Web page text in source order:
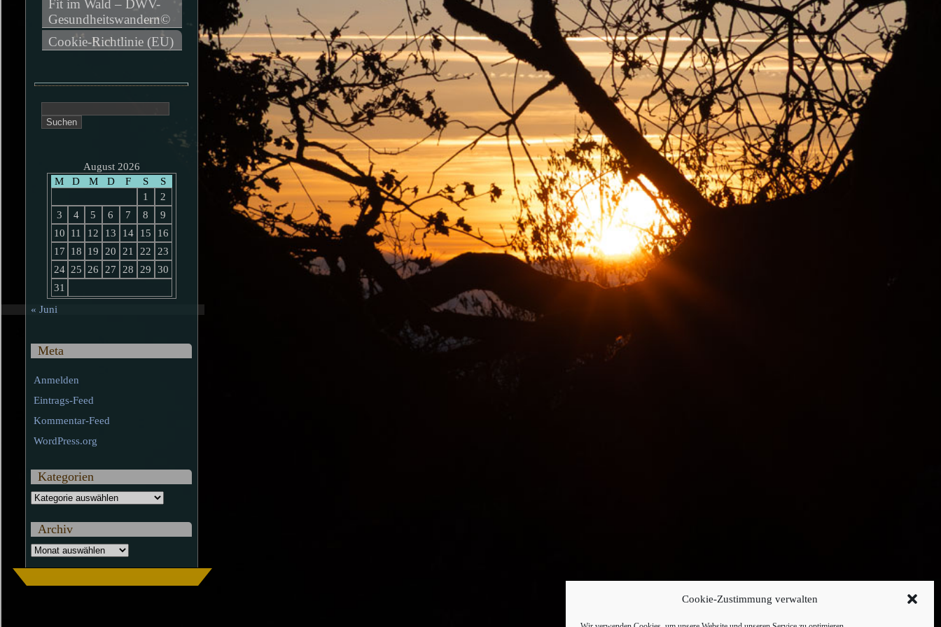
Cookie-Zustimmung verwalten
Fit im Wald – DWV-
Gesundheitswandern©
Cookie-Richtlinie (EU)
nach:
August 2026
M
D M D F S
S
1
2
3
4 5 6 7 8
9
10
11 12 13 14 15
16
17
18 19 20 21 22
23
24 25 26 27 28 29
30
31
« Juni
Meta
Anmelden
Eintrags-Feed
Kommentar-Feed
WordPress.org
Kategorien
Kategorien
Archiv
Archiv